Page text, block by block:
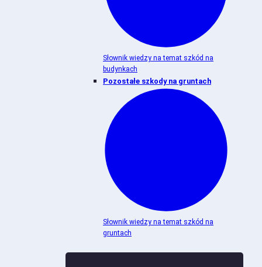
Słownik wiedzy na temat szkód na
budynkach
Pozostałe szkody na gruntach
Słownik wiedzy na temat szkód na
gruntach